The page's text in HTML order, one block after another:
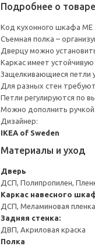
Подробнее о товаре
Код кухонного шкафа ME
Съемная полка –
Дверцу можно
Каркас имеет
Защелкивающиеся петли
Для разных стен
Петли регулируются по
Можно дополнить ручкой.
Дизайнер:
IKEA of Sweden
Материалы и уход
Дверь
ДСП, Полипропилен,
Каркас навесного
ДСП, Меламиновая
Задняя стенка:
ДВП, Акриловая краска
Полка